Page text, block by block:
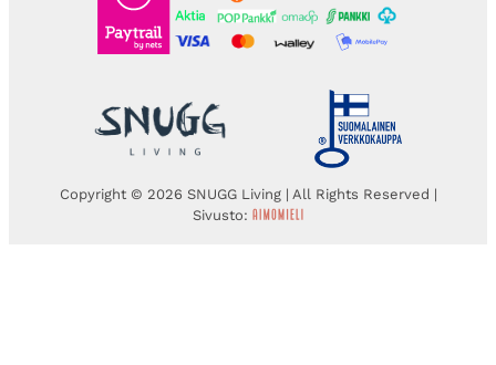
Copyright © 2026 SNUGG Living | All Rights Reserved |
Sivusto: